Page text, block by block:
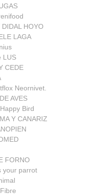
DIDAL HOYO
LAGA
LUS
CEDE
Neornivet.
AVES
Bird
Y CANARIZ
FORNO
your parrot